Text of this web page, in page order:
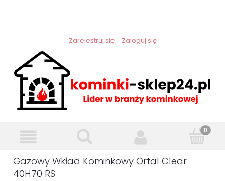
Zarejestruj się Zaloguj się
Gazowy Wkład Kominkowy Ortal Clear
40H70 RS